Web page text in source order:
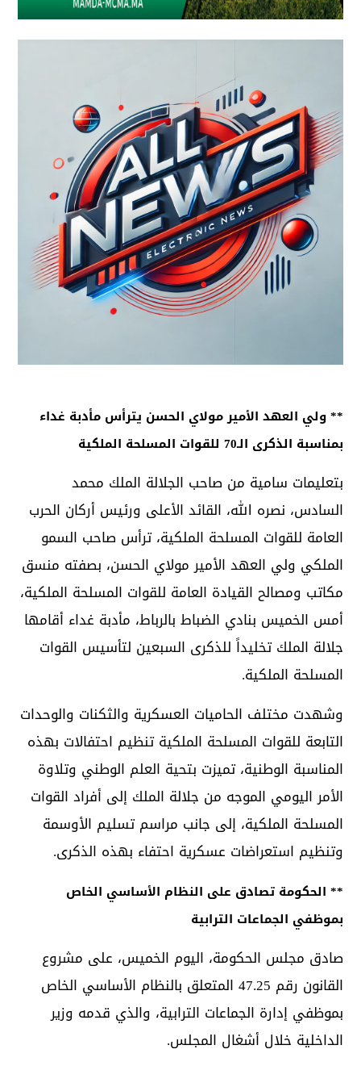
** ولي العهد الأمير مولاي الحسن يترأس مأدبة غداء
بمناسبة الذكرى الـ70 للقوات المسلحة الملكية
بتعليمات سامية من صاحب الجلالة الملك محمد
السادس، نصره الله، القائد الأعلى ورئيس أركان الحرب
العامة للقوات المسلحة الملكية، ترأس صاحب السمو
الملكي ولي العهد الأمير مولاي الحسن، بصفته منسق
مكاتب ومصالح القيادة العامة للقوات المسلحة الملكية،
أمس الخميس بنادي الضباط بالرباط، مأدبة غداء أقامها
جلالة الملك تخليداً للذكرى السبعين لتأسيس القوات
المسلحة الملكية.
وشهدت مختلف الحاميات العسكرية والثكنات والوحدات
التابعة للقوات المسلحة الملكية تنظيم احتفالات بهذه
المناسبة الوطنية، تميزت بتحية العلم الوطني وتلاوة
الأمر اليومي الموجه من جلالة الملك إلى أفراد القوات
المسلحة الملكية، إلى جانب مراسم تسليم الأوسمة
وتنظيم استعراضات عسكرية احتفاء بهذه الذكرى.
** الحكومة تصادق على النظام الأساسي الخاص
بموظفي الجماعات الترابية
صادق مجلس الحكومة، اليوم الخميس، على مشروع
القانون رقم 47.25 المتعلق بالنظام الأساسي الخاص
بموظفي إدارة الجماعات الترابية، والذي قدمه وزير
الداخلية خلال أشغال المجلس.